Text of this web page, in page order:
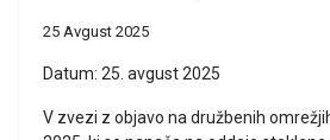
25 Avgust 2025
Datum: 25. avgust 2025
V zvezi z objavo na družbenih